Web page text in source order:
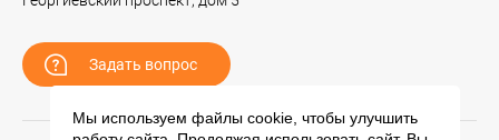
Задать вопрос
Мы используем файлы cookie, чтобы улучшить